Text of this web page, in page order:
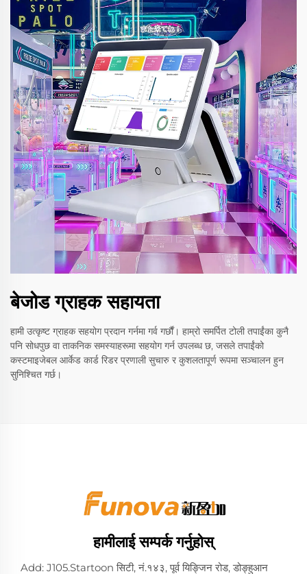
बेजोड ग्राहक सहायता
हामी उत्कृष्ट ग्राहक सहयोग प्रदान गर्नमा गर्व गर्छौं। हाम्रो समर्पित टोली तपाईंका कुनै
पनि सोधपुछ वा ताकनिक समस्याहरूमा सहयोग गर्न उपलब्ध छ, जसले तपाईंको
कस्टमाइजेबल आर्केड कार्ड रिडर प्रणाली सुचारु र कुशलतापूर्ण रूपमा सञ्चालन हुन
सुनिश्चित गर्छ।
हामीलाई सम्पर्क गर्नुहोस्
Add: J105.Startoon सिटी, नं.१४३, पूर्व यिङ्जिन रोड, डोङ्हुआन